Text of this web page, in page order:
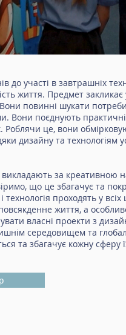
до участі в завтрашніх
життя. Предмет
повинні шукати
Вони поєднують
це, вони
дизайну та
за креативною
що це збагачує та
технологія проходять у
життя, а
власні проекти з
середовищем та
та збагачує кожну сферу